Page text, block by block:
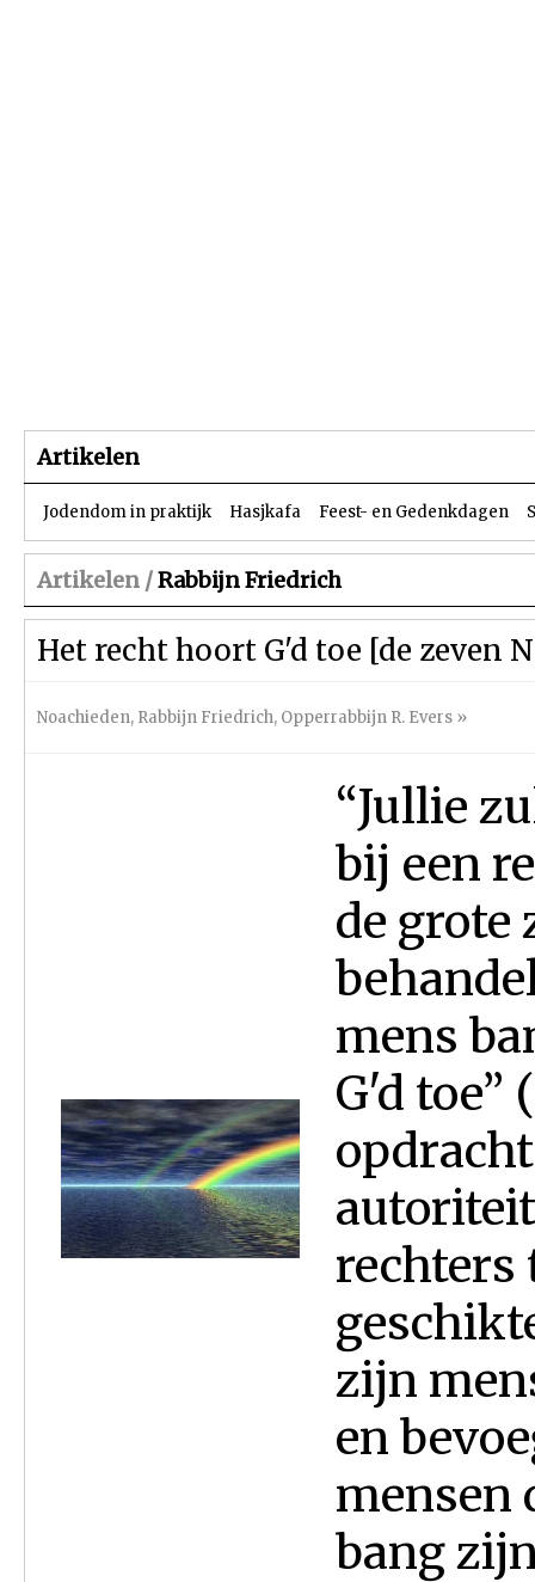
Artikelen
Jodendom in praktijk Hasjkafa Feest- en Gedenkdagen
Artikelen /Rabbijn Friedrich
Het recht hoort G'd toe [de zeven
Noachieden, Rabbijn Friedrich, Opperrabbijn R. Evers »
“Jullie
bij een
de grote
mens
G'd toe”
rechters
zijn
en
mensen
bang